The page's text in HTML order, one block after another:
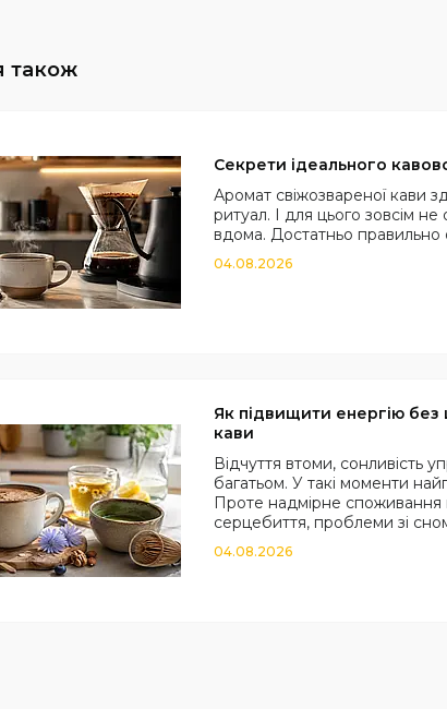
Секрети ідеального
Аромат свіжозвареної кави
ритуал. І для цього зовсім
вдома. Достатньо правильно
04.08.2026
Як підвищити енергію без
кави
Відчуття втоми, сонливість
багатьом. У такі моменти
Проте надмірне споживання
серцебиття, проблеми зі сном
04.08.2026